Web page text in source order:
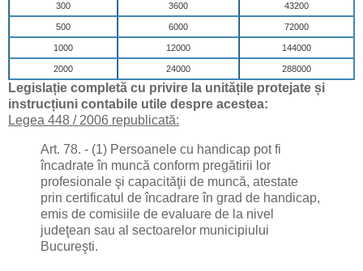
300 3600 43200
500 6000 72000
1000 12000 144000
2000 24000 288000
Legislație completă cu privire la unitățile protejate și
instrucțiuni contabile utile despre acestea:
Legea 448 / 2006 republicată:
Art. 78. - (1) Persoanele cu handicap pot fi
încadrate în muncă conform pregătirii lor
profesionale şi capacităţii de muncă, atestate
prin certificatul de încadrare în grad de handicap,
emis de comisiile de evaluare de la nivel
judeţean sau al sectoarelor municipiului
Bucureşti.